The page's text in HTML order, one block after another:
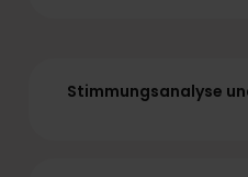
Stimmungsanalyse